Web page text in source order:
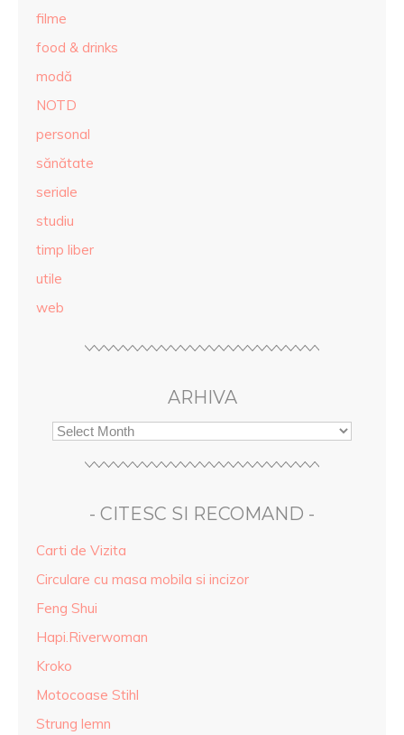
filme
food & drinks
modă
NOTD
personal
sănătate
seriale
studiu
timp liber
utile
web
ARHIVA
- CITESC SI RECOMAND -
Carti de Vizita
Circulare cu masa mobila si incizor
Feng Shui
Hapi.Riverwoman
Kroko
Motocoase Stihl
Strung lemn